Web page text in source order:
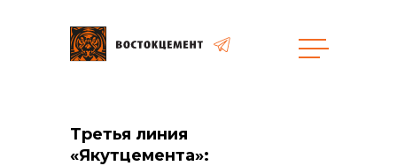
Объекты
Третья линия
«Якутцемента»: